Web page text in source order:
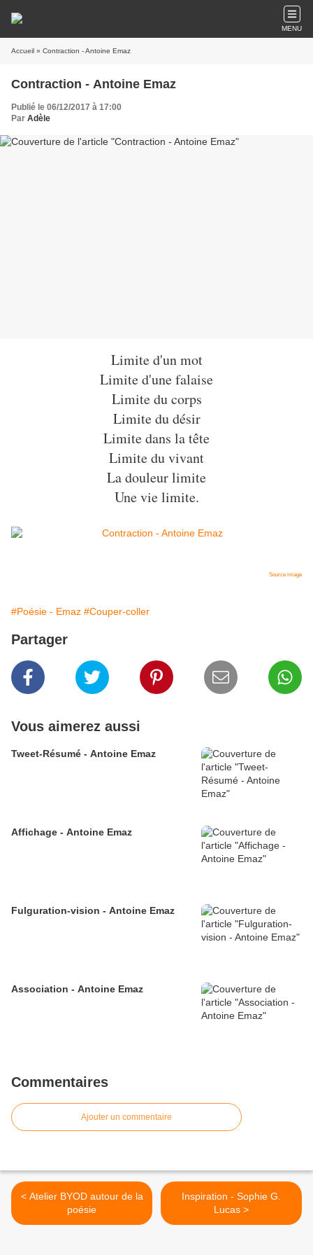
MENU
Accueil » Contraction - Antoine Emaz
Contraction - Antoine Emaz
Publié le 06/12/2017 à 17:00
Par Adèle
Limite d'un mot
Limite d'une falaise
Limite du corps
Limite du désir
Limite dans la tête
Limite du vivant
La douleur limite
Une vie limite.
Source image
#Poésie - Emaz #Couper-coller
Partager
Vous aimerez aussi
Tweet-Résumé - Antoine Emaz
Affichage - Antoine Emaz
Fulguration-vision - Antoine Emaz
Association - Antoine Emaz
Commentaires
Ajouter un commentaire
< Atelier BYOD autour de la
poésie
Inspiration - Sophie G.
Lucas >